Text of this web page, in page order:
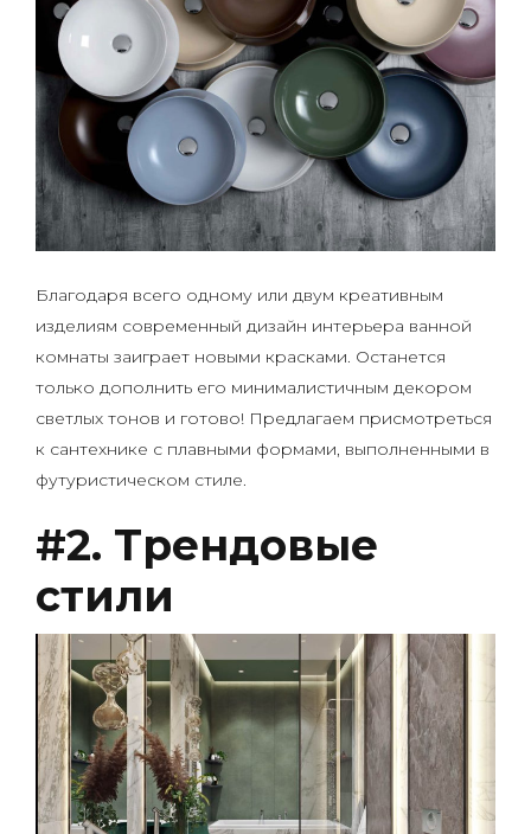
Благодаря всего одному или двум креативным
изделиям современный дизайн интерьера ванной
комнаты заиграет новыми красками. Останется
только дополнить его минималистичным декором
светлых тонов и готово! Предлагаем присмотреться
к сантехнике с плавными формами, выполненными в
футуристическом стиле.
#2. Трендовые
стили